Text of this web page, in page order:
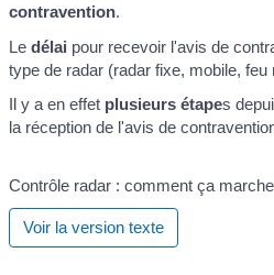
contravention.
Ledélai pour recevoir l'avis de
type de radar (radar fixe, mobile, feu
Il y a en effet plusieurs étapes
la réception de l'avis de
Contrôle radar : comment ça
Voir la version texte